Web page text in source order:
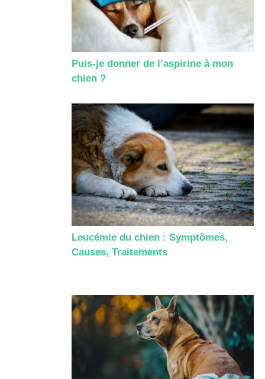
Puis-je donner de l’aspirine à mon
chien ?
Leucémie du chien : Symptômes,
Causes, Traitements